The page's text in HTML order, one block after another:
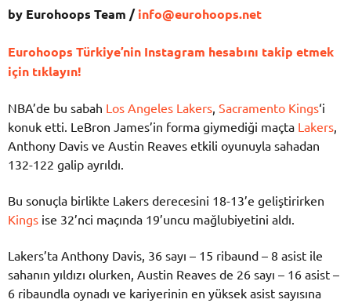
by Eurohoops Team /info@eurohoops.net
Eurohoops Türkiye’nin Instagram hesabını takip etmek
için tıklayın!
NBA’de bu sabah Los Angeles Lakers Sacramento Kings‘i
konuk etti. LeBron James’in forma giymediği maçta Lakers
Anthony Davis ve Austin Reaves etkili oyunuyla sahadan
132-122 galip ayrıldı.
Bu sonuçla birlikte Lakers derecesini 18-13’e geliştirirken
Kings ise 32’nci maçında 19’uncu mağlubiyetini aldı.
Lakers’ta Anthony Davis, 36 sayı – 15 ribaund – 8 asist ile
sahanın yıldızı olurken, Austin Reaves de 26 sayı – 16 asist –
6 ribaundla oynadı ve kariyerinin en yüksek asist sayısına